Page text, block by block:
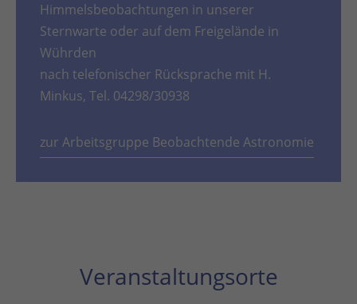
Himmelsbeobachtungen in unserer
Sternwarte oder auf dem Freigelände in
Wührden
nach telefonischer Rücksprache mit H.
Minkus, Tel. 04298/30938
zur Arbeitsgruppe Beobachtende Astronomie
Veranstaltungsorte